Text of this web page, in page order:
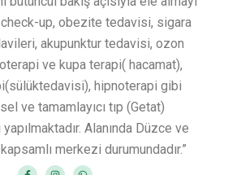
up, obezite tedavisi, sigara
akupunktur tedavisi, ozon
ve kupa terapi( hacamat),
hipnoterapi gibi
ve tamamlayıcı tıp (Getat)
Alanında Düzce ve
merkezi durumundadır.”